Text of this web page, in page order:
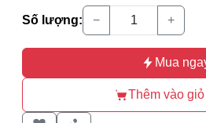
Số lượng: − +
Mua
Thêm vào